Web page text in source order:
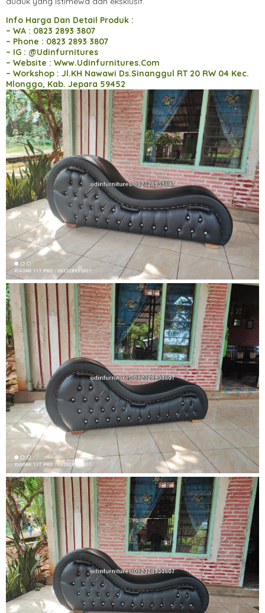
Info Harga Dan Detail Produk :
– WA : 0823 2893 3807
– Phone : 0823 2893 3807
– IG : @Udinfurnitures
– Website : Www.Udinfurnitures.Com
– Workshop : Jl.KH Nawawi Ds.Sinanggul RT 20 RW 04 Kec.
Mlonggo, Kab. Jepara 59452